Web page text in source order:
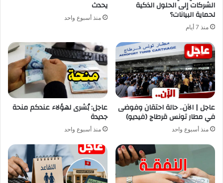
الشركات إلى الحلول الذكية
لحماية البيانات؟
منذ 7 أيام
يحدث
منذ أسبوع واحد
عاجل | الآن.. حالة احتقان وفوضى
في مطار تونس قرطاج (فيديو)
منذ أسبوع واحد
عاجل: بُشرى لهؤلاء عندكم منحة
جديدة
منذ أسبوع واحد